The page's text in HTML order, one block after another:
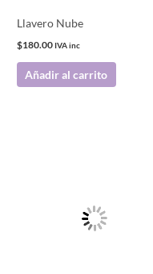
Llavero Nube
$180.00 IVA inc
Añadir al carrito